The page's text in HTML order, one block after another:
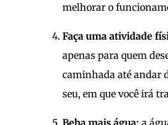
melhorar o
Faça uma atividade
apenas para quem
caminhada até andar
seu, em que você irá
Beba mais água: a